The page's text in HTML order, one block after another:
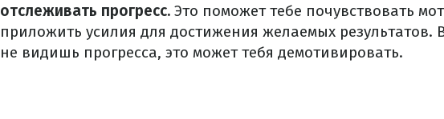
отслеживать прогресс. Это поможет тебе почувствовать
приложить усилия для достижения желаемых результатов.
не видишь прогресса, это может тебя демотивировать.